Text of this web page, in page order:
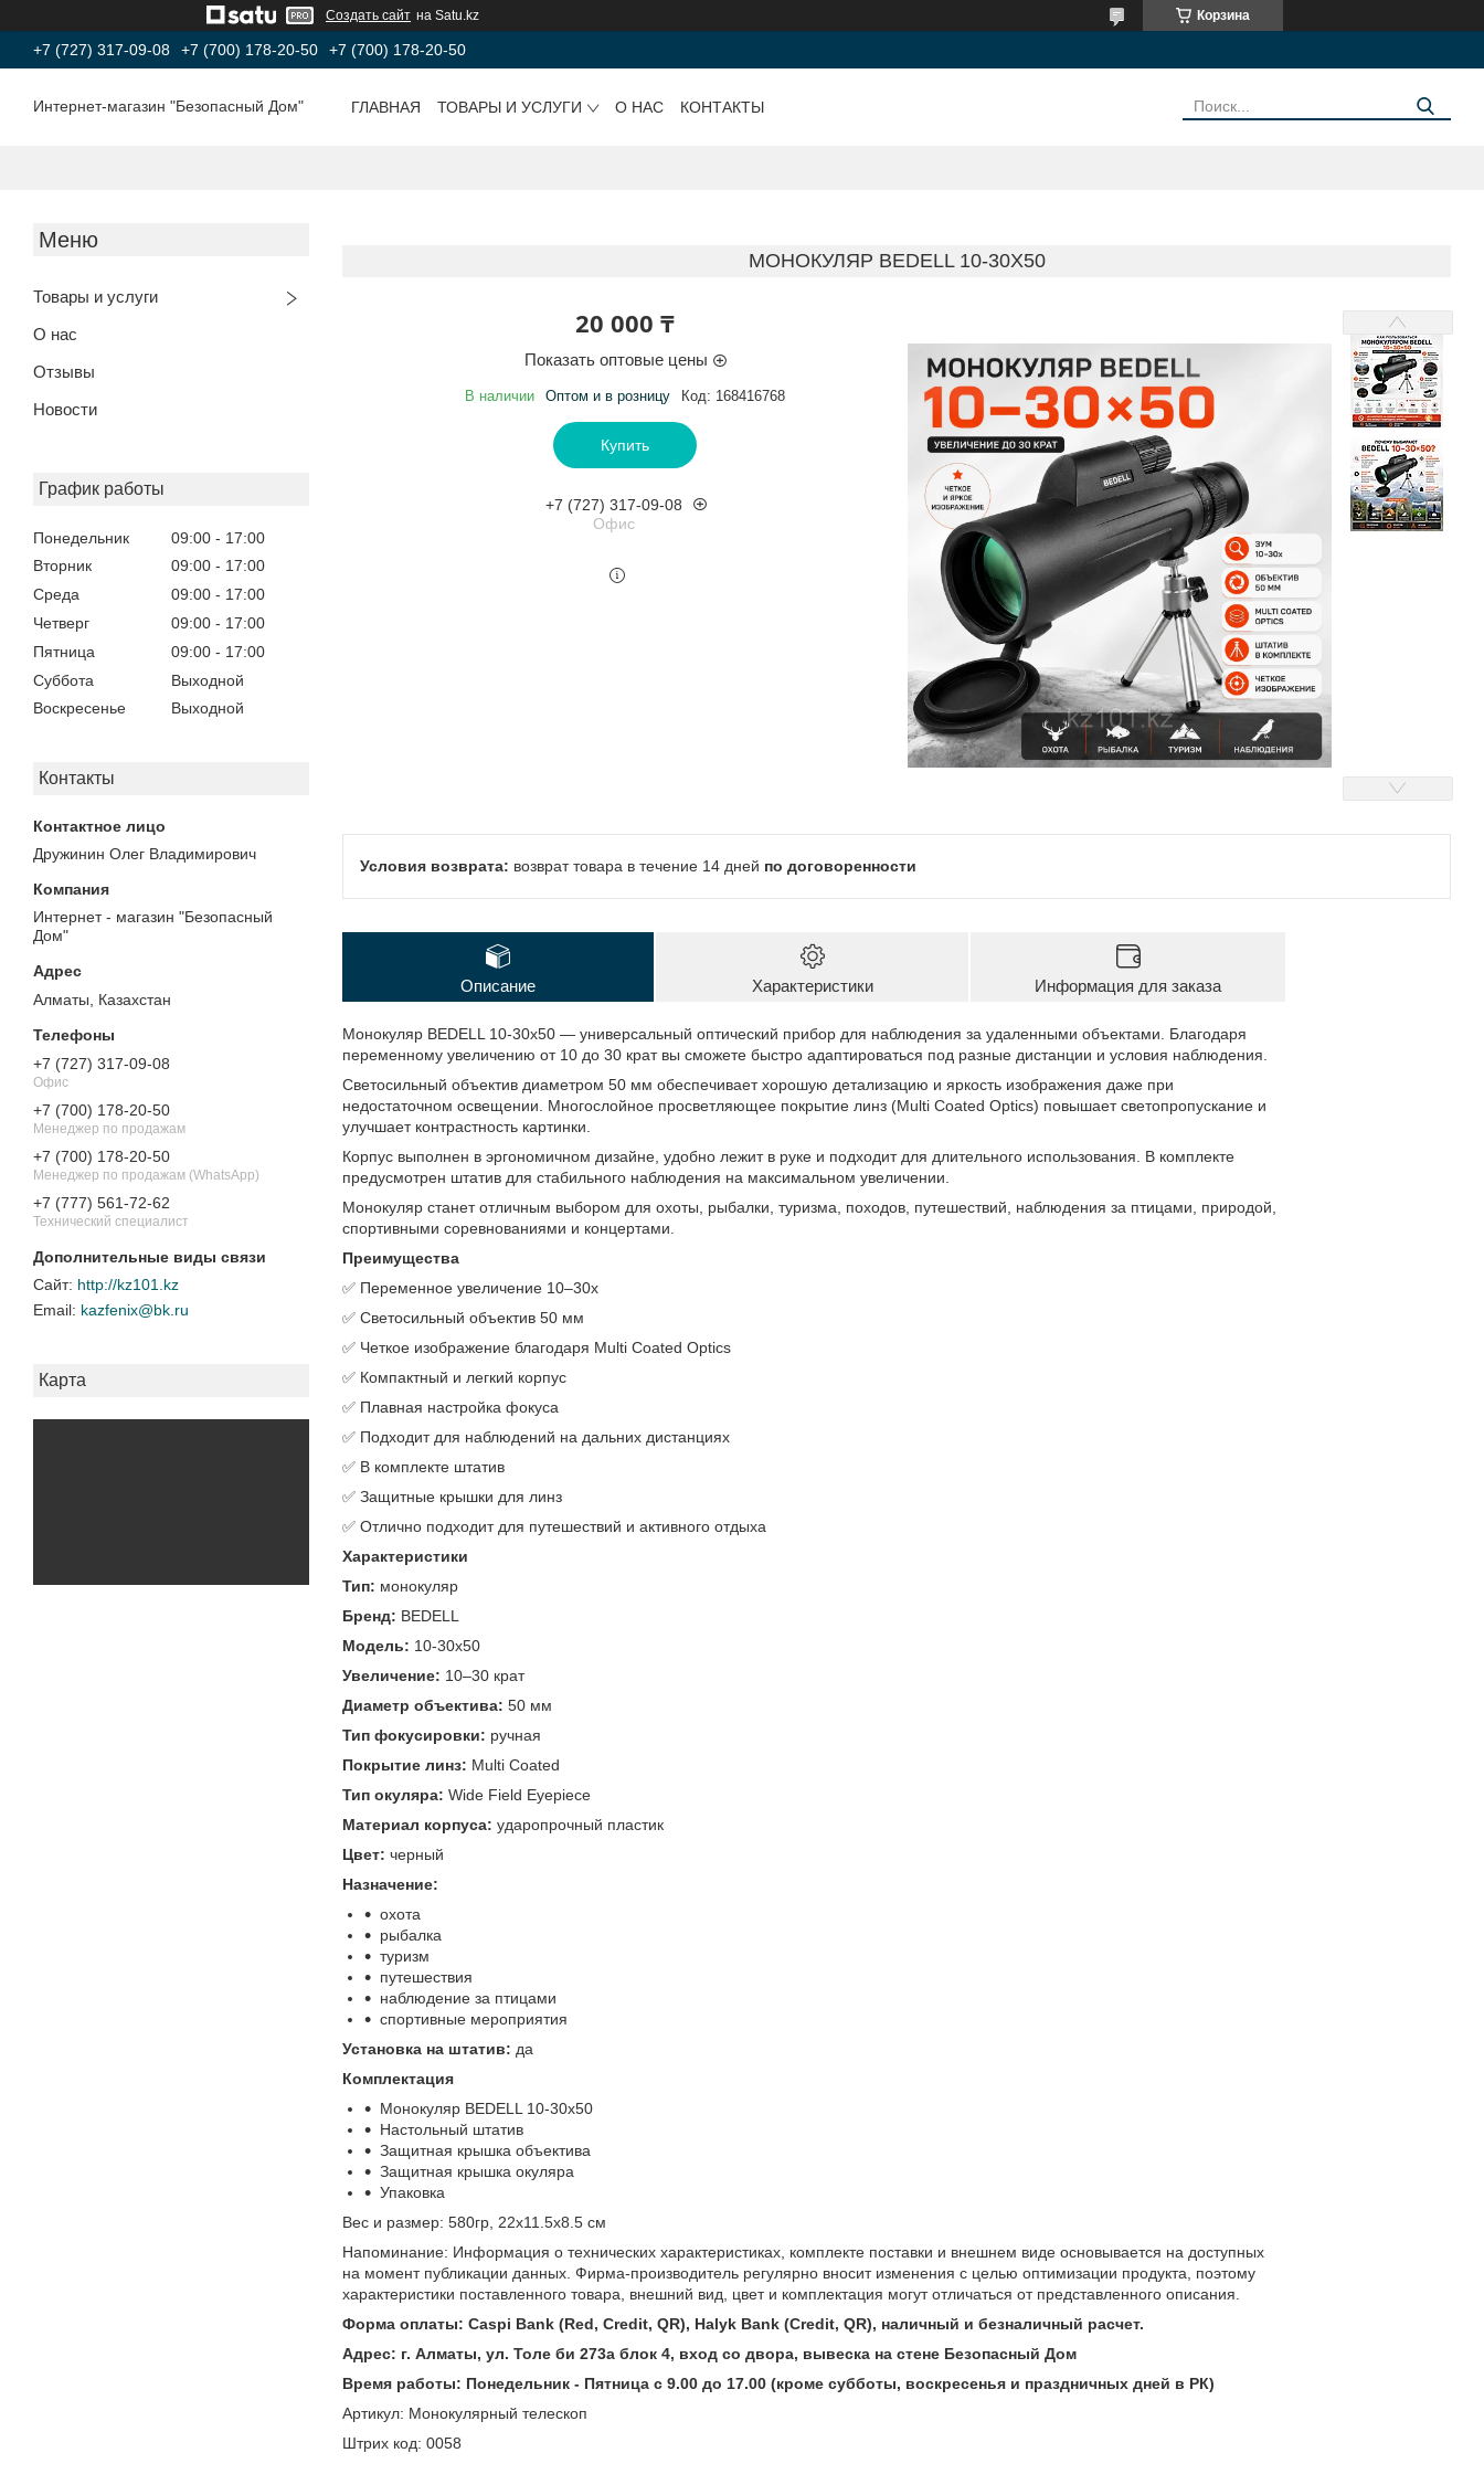
Создать сайт на Satu.kz Корзина
+7 (727) 317-09-08 +7 (700) 178-20-50 +7 (700) 178-20-50
Интернет-магазин "Безопасный Дом" ГЛАВНАЯ ТОВАРЫ И УСЛУГИ О НАС КОНТАКТЫ
Товары и услуги
О нас
Отзывы
Новости
График работы
Понедельник 09:00
17:00
Вторник
09:00
17:00
Среда
09:00
17:00
Четверг
09:00
17:00
Пятница
09:00
17:00
Суббота
Выходной
Воскресенье
Выходной
Контакты
Дружинин Олег Владимирович
Интернет - магазин "Безопасный
Дом"
Алматы, Казахстан
+7 (727) 317-09-08
Офис
+7 (700) 178-20-50
Менеджер по продажам
+7 (700) 178-20-50
Менеджер по продажам (WhatsApp)
+7 (777) 561-72-62
Технический специалист
http://kz101.kz
kazfenix@bk.ru
Карта
МОНОКУЛЯР BEDELL 10-30X50
20 000 ₸
Показать оптовые цены
В наличии Оптом и в розницу Код: 168416768
Купить
+7 (727) 317-09-08
Офис
возврат товара в течение 14 дней по договоренности
Описание Характеристики Информация для заказа
Монокуляр BEDELL 10-30x50 — универсальный оптический прибор для наблюдения за удаленными объектами. Благодаря
переменному увеличению от 10 до 30 крат вы сможете быстро адаптироваться под разные дистанции и условия наблюдения.
Светосильный объектив диаметром 50 мм обеспечивает хорошую детализацию и яркость изображения даже при
недостаточном освещении. Многослойное просветляющее покрытие линз (Multi Coated Optics) повышает светопропускание и
улучшает контрастность картинки.
Корпус выполнен в эргономичном дизайне, удобно лежит в руке и подходит для длительного использования. В комплекте
предусмотрен штатив для стабильного наблюдения на максимальном увеличении.
Монокуляр станет отличным выбором для охоты, рыбалки, туризма, походов, путешествий, наблюдения за птицами, природой,
спортивными соревнованиями и концертами.
Преимущества
✅ Переменное увеличение 10–30x
✅ Светосильный объектив 50 мм
✅ Четкое изображение благодаря Multi Coated Optics
✅ Компактный и легкий корпус
✅ Плавная настройка фокуса
✅ Подходит для наблюдений на дальних дистанциях
✅ В комплекте штатив
✅ Защитные крышки для линз
✅ Отлично подходит для путешествий и активного отдыха
Характеристики
Тип: монокуляр
Бренд: BEDELL
Модель: 10-30x50
Увеличение: 10–30 крат
Диаметр объектива: 50 мм
Тип фокусировки: ручная
Покрытие линз: Multi Coated
Тип окуляра: Wide Field Eyepiece
Материал корпуса: ударопрочный пластик
Цвет: черный
Назначение:
охота
рыбалка
туризм
путешествия
наблюдение за птицами
спортивные мероприятия
Установка на штатив: да
Комплектация
Монокуляр BEDELL 10-30x50
Настольный штатив
Защитная крышка объектива
Защитная крышка окуляра
Упаковка
Вес и размер: 580гр, 22х11.5х8.5 см
Напоминание: Информация о технических характеристиках, комплекте поставки и внешнем виде основывается на доступных
на момент публикации данных. Фирма-производитель регулярно вносит изменения с целью оптимизации продукта, поэтому
характеристики поставленного товара, внешний вид, цвет и комплектация могут отличаться от представленного описания.
Форма оплаты: Caspi Bank (Red, Credit, QR), Halyk Bank (Credit, QR), наличный и безналичный расчет.
Адрес: г. Алматы, ул. Толе би 273а блок 4, вход со двора, вывеска на стене Безопасный Дом
Время работы: Понедельник - Пятница с 9.00 до 17.00 (кроме субботы, воскресенья и праздничных дней в РК)
Артикул: Монокулярный телескоп
Штрих код: 0058